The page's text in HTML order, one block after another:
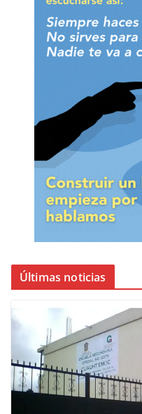
Últimas noticias